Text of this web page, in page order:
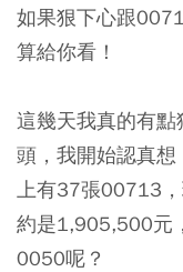
如果狠下心跟
算給你看！
這幾天我真的有
頭，我開始認真
上有37張00713
約是1,905,500元
0050呢？